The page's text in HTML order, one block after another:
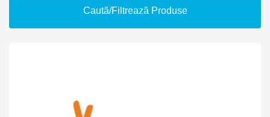
Caută/Filtrează Produse